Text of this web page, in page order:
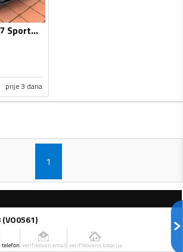
Audi - A7 - Audi A7 Sportback 50 TDI quattro
prije 3 dana
1
(VO0561)
verifikovan email verifikovana lokacija